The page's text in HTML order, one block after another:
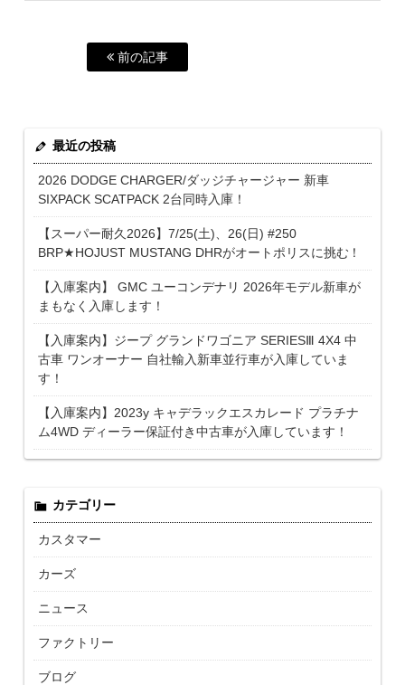
前の記事
最近の投稿
2026 DODGE CHARGER/ダッジチャージャー 新車
SIXPACK SCATPACK 2台同時入庫！
【スーパー耐久2026】7/25(土)、26(日) #250
BRP★HOJUST MUSTANG DHRがオートポリスに挑む！
【入庫案内】 GMC ユーコンデナリ 2026年モデル新車が
まもなく入庫します！
【入庫案内】ジープ グランドワゴニア SERIESⅢ 4X4 中
古車 ワンオーナー 自社輸入新車並行車が入庫していま
す！
【入庫案内】2023y キャデラックエスカレード プラチナ
ム4WD ディーラー保証付き中古車が入庫しています！
カテゴリー
カスタマー
カーズ
ニュース
ファクトリー
ブログ